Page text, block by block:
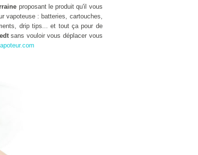
proposant le produit qu'il vous
vapoteuse : batteries, cartouches,
drip tips... et tout ça pour de
sans vouloir vous déplacer vous